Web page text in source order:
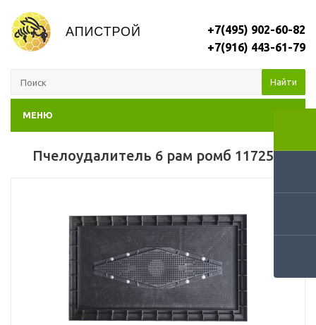
+7(495) 902-60-82
+7(916) 443-61-79
Найти
МЕНЮ
Пчелоудалитель 6 рам ромб 11725П